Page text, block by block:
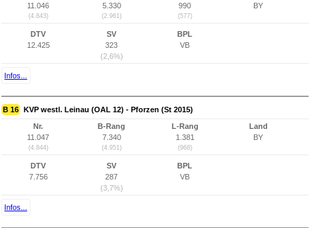
11.046
(4.843)
5.330
(2.961)
990
(577)
BY
DTV
12.425
SV
323
(2,6%)
BPL
VB
Infos...
B 16 KVP westl. Leinau (OAL 12) - Pforzen (St 2015)
Nr.
11.047
(4.844)
B-Rang
7.340
(4.951)
L-Rang
1.381
(968)
Land
BY
DTV
7.756
SV
287
(3,7%)
BPL
VB
Infos...